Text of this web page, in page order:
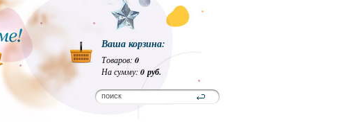
Ваша корзина:
Товаров: 0
На сумму: 0 руб.